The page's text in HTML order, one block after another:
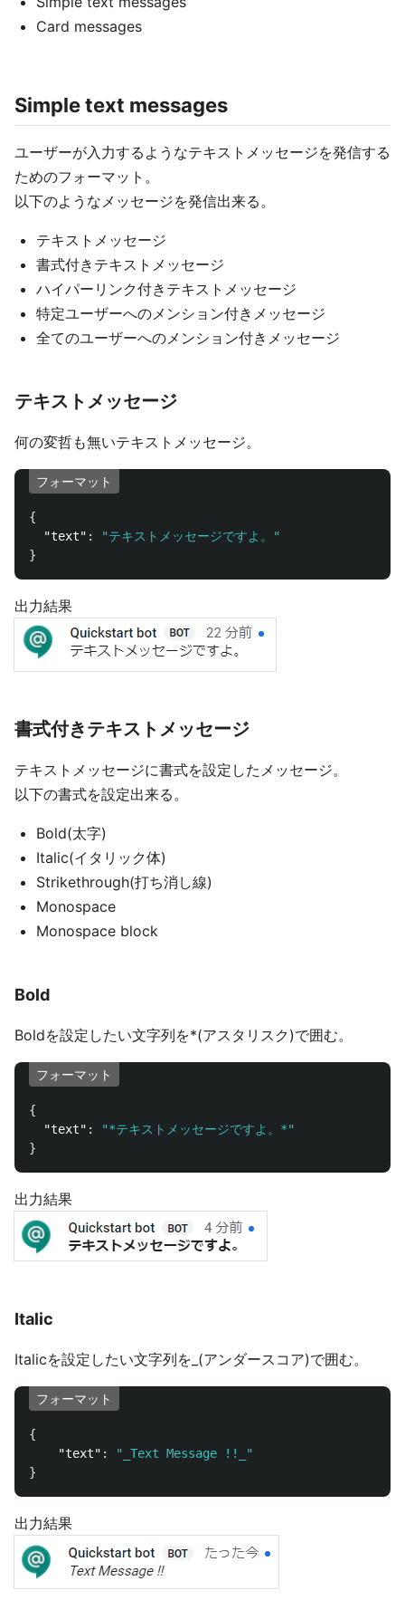
Card messages
Simple text messages
ユーザーが入力するようなテキストメッセージを発信する
ためのフォーマット。
以下のようなメッセージを発信出来る。
テキストメッセージ
書式付きテキストメッセージ
ハイパーリンク付きテキストメッセージ
特定ユーザーへのメンション付きメッセージ
全てのユーザーへのメンション付きメッセージ
テキストメッセージ
何の変哲も無いテキストメッセージ。
フォーマット
{
"text" :
"テキストメッセージですよ。"
}
出力結果
書式付きテキストメッセージ
テキストメッセージに書式を設定したメッセージ。
以下の書式を設定出来る。
Bold(太字)
Italic(イタリック体)
Strikethrough(打ち消し線)
Monospace
Monospace block
Bold
Boldを設定したい文字列を*(アスタリスク)で囲む。
フォーマット
{
"text" :
"*テキストメッセージですよ。*"
}
出力結果
Italic
Italicを設定したい文字列を_(アンダースコア)で囲む。
フォーマット
{
"text" :
"_Text Message !!_"
}
出力結果